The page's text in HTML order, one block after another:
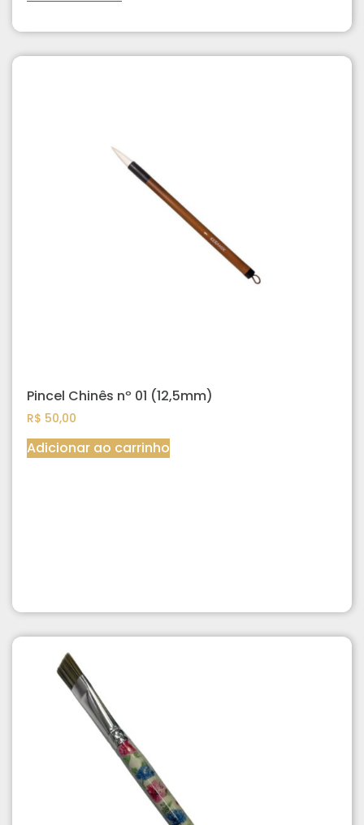
Pincel Chinês nº 01 (12,5mm)
R$ 50,00
Adicionar ao carrinho